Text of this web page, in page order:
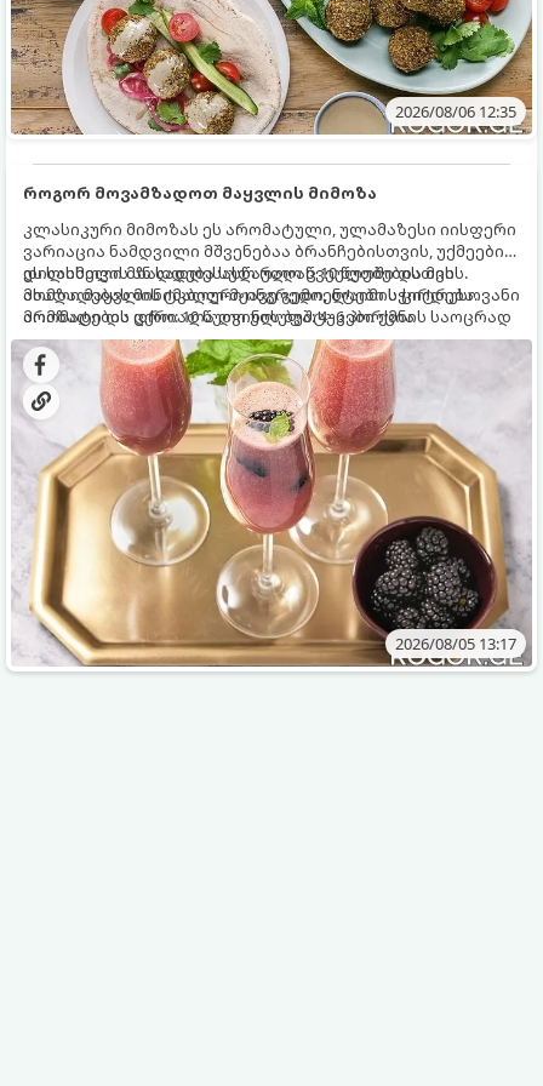
2026/08/06 12:35
როგორ მოვამზადოთ მაყვლის მიმოზა
კლასიკური მიმოზას ეს არომატული, ულამაზესი იისფერი
ვარიაცია ნამდვილი მშვენებაა ბრანჩებისთვის, უქმეების
დილისთვის ან სადღესასწაულო წვეულებებისთვის.
ახალი მაყვლის ტკბილ-მჟავე გემო, ლაიმის ციტრუსოვანი
არომატი და ცქრიალა ღვინის ბუშტუკები ქმნის საოცრად
დახვეწილ და მაგრილებელ კოქტეილს.
ეს სასმელი მზადდება სულ რაღაც 10 წუთში და მის
მომზადებას მინიმალური ინგრედიენტები სჭირდება.
მომზადების დრო: 10 წუთი ულუფა: 4–6 პორცია
2026/08/05 13:17